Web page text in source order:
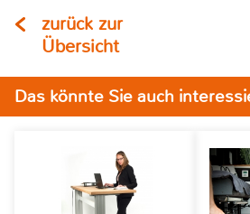
zurück zur
Übersicht
Das könnte Sie auch